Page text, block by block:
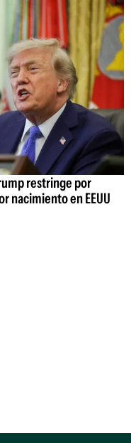
restringe por
nacimiento en EEUU